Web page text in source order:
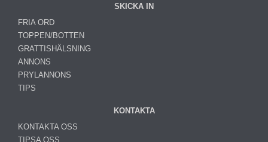
SKICKA IN
FRIA ORD
TOPPEN/BOTTEN
GRATTISHÄLSNING
ANNONS
PRYLANNONS
TIPS
KONTAKTA
KONTAKTA OSS
TIPSA OSS